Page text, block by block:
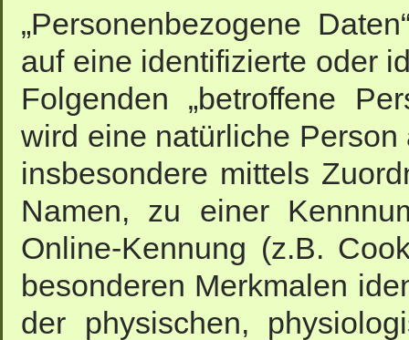
„Personenbezogene
auf eine identifizierte oder
Folgenden „betroffene
wird eine natürliche
insbesondere mittels
Namen, zu einer
Online-Kennung (z.B.
besonderen Merkmalen
der physischen,